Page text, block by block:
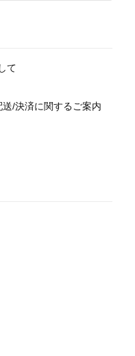
て
/決済に関するご案内